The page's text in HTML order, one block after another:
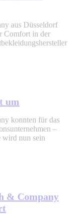
aus Düsseldorf
Comfort in der
um
konnten für das
–
wird nun sein
& Company